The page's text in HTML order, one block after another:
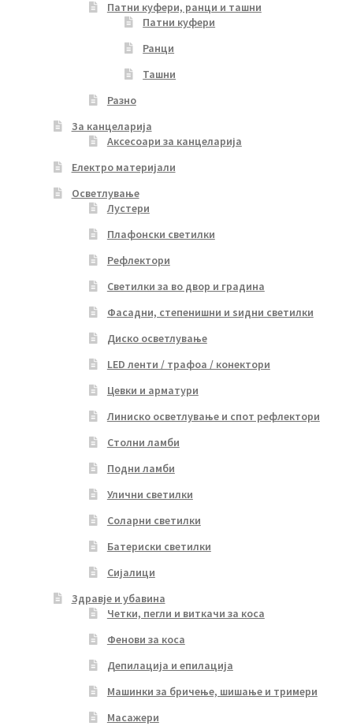
Патни куфери, ранци и ташни
Патни куфери
Ранци
Ташни
Разно
За канцеларија
Аксесоари за канцеларија
Електро материјали
Осветлување
Лустери
Плафонски светилки
Рефлектори
Светилки за во двор и градина
Фасадни, степенишни и ѕидни светилки
Диско осветлување
LED ленти / трафоа / конектори
Цевки и арматури
Линиско осветлување и спот рефлектори
Столни ламби
Подни ламби
Улични светилки
Соларни светилки
Батериски светилки
Сијалици
Здравје и убавина
Четки, пегли и виткачи за коса
Фенови за коса
Депилација и епилација
Машинки за бричење, шишање и тримери
Масажери